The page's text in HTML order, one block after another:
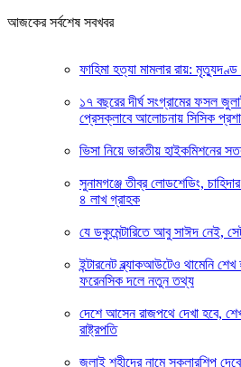
আজকের সর্বশেষ সবখবর
ফাহিমা হত্যা মামলার রায়:
১৭ বছরের দীর্ঘ সংগ্রামের ফসল
প্রেসক্লাবে আলোচনায় সিসিক
ভিসা নিয়ে ভারতীয় হাইকমিশনের
সুনামগঞ্জে তীব্র লোডশেডিং,
৪ লাখ গ্রাহক
যে ডকুমেন্টারিতে আবু সাঈদ নেই,
ইন্টারনেট ব্ল্যাকআউটেও থামেনি
ফরেনসিক দলে নতুন তথ্য
দেশে আসেন রাজপথে দেখা হবে,
রাষ্ট্রপতি
জুলাই শহীদের নামে স্কলারশিপ